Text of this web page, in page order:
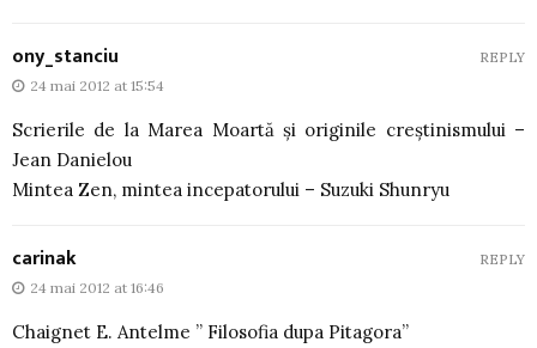
ony_stanciu
24 mai 2012 at 15:54
Scrierile de la Marea Moartă și originile creștinismului –
Jean Danielou
Mintea Zen, mintea incepatorului – Suzuki Shunryu
REPLY
carinak
24 mai 2012 at 16:46
Chaignet E. Antelme ” Filosofia dupa Pitagora”
REPLY